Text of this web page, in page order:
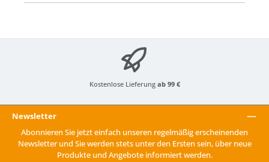
Kostenlose Lieferung ab 99 €
Newsletter
Abonnieren Sie jetzt einfach unseren regelmäßig erscheinenden
Newsletter und Sie werden stets unter den Ersten sein, über neue
Produkte und Angebote informiert werden.